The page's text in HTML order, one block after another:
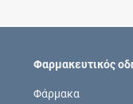
Φαρμακευτικός
Φάρμακα